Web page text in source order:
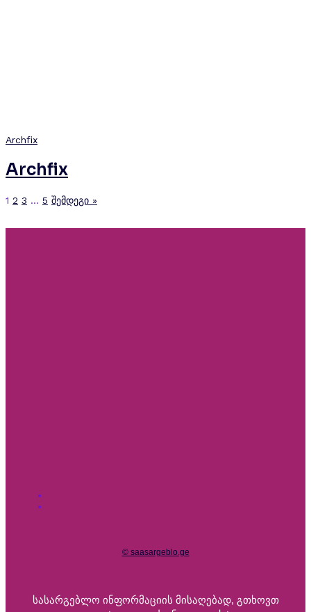
Archfix
Archfix
1 2 3 … 5 შემდეგი »
© saasargeblo.ge
Სასარგებლო Ინფორმაციის Მისაღებად, Გთხოვთ